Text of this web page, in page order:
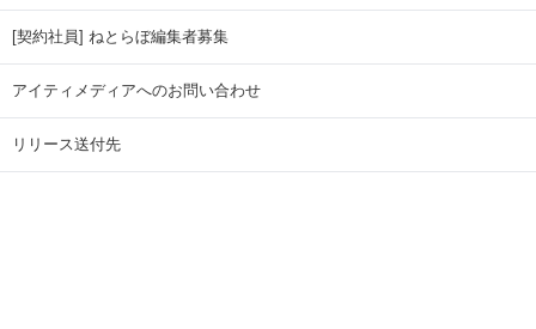
[契約社員] ねとらぼ編集者募集
アイティメディアへのお問い合わせ
リリース送付先